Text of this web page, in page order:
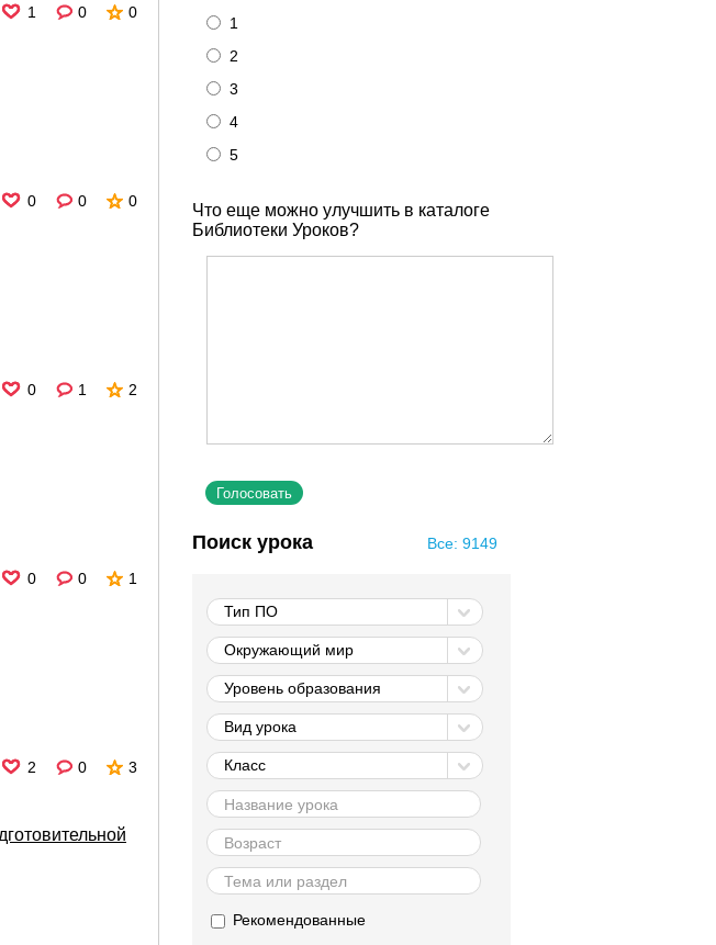
1 0 0
0 0 0
0 1 2
0 0 1
2 0 3
1
2
3
4
5
Что еще можно улучшить в каталоге
Библиотеки Уроков?
Все: 9149
Поиск урока
Тип ПО
Окружающий мир
Уровень образования
Вид урока
Класс
Рекомендованные